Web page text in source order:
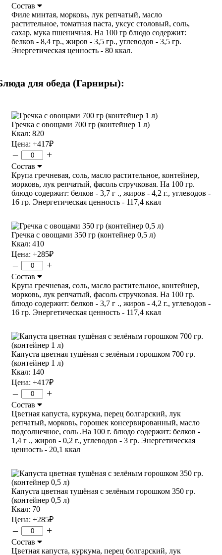
Состав
Филе минтая, морковь, лук репчатый, масло
растительное, томатная паста, уксус столовый, соль,
сахар, мука пшеничная. На 100 гр блюдо содержит:
белков - 8,4 гр., жиров - 3,5 гр., углеводов - 3,5 гр.
Энергетическая ценность - 80 ккал.
для обеда (Гарниры):
Гречка с овощами 700 гр (контейнер 1 л)
Ккал: 820
Цена: +417₽
– +
Состав
Крупа гречневая, соль, масло растительное, контейнер,
морковь, лук репчатый, фасоль стручковая. На 100 гр.
блюдо содержит: белков - 3,7 г ., жиров - 4,2 г., углеводов -
16 гр. Энергетическая ценность - 117,4 ккал
Гречка с овощами 350 гр (контейнер 0,5 л)
Ккал: 410
Цена: +285₽
– +
Состав
Крупа гречневая, соль, масло растительное, контейнер,
морковь, лук репчатый, фасоль стручковая. На 100 гр.
блюдо содержит: белков - 3,7 г ., жиров - 4,2 г., углеводов -
16 гр. Энергетическая ценность - 117,4 ккал
Капуста цветная тушёная с зелёным горошком 700 гр.
(контейнер 1 л)
Ккал: 140
Цена: +417₽
– +
Состав
Цветная капуста, куркума, перец болгарский, лук
репчатый, морковь, горошек консервированный, масло
подсолнечное, соль .На 100 г. блюдо содержит: белков -
1,4 г ., жиров - 0,2 г., углеводов - 3 гр. Энергетическая
ценность - 20,1 ккал
Капуста цветная тушёная с зелёным горошком 350 гр.
(контейнер 0,5 л)
Ккал: 70
Цена: +285₽
– +
Состав
Цветная капуста, куркума, перец болгарский, лук